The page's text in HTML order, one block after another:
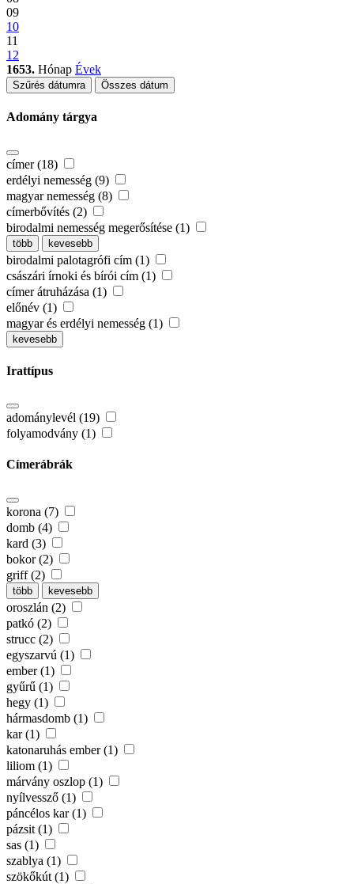
09
10
11
12
1653. Hónap Évek
Szűrés dátumra Összes dátum
Adomány tárgya
címer (18)
erdélyi nemesség (9)
magyar nemesség (8)
címerbővítés (2)
birodalmi nemesség megerősítése (1)
több kevesebb
birodalmi palotagrófi cím (1)
császári írnoki és bírói cím (1)
címer átruházása (1)
előnév (1)
magyar és erdélyi nemesség (1)
kevesebb
Irattípus
adománylevél (19)
folyamodvány (1)
Címerábrák
korona (7)
domb (4)
kard (3)
bokor (2)
griff (2)
több kevesebb
oroszlán (2)
patkó (2)
strucc (2)
egyszarvú (1)
ember (1)
gyűrű (1)
hegy (1)
hármasdomb (1)
kar (1)
katonaruhás ember (1)
liliom (1)
márvány oszlop (1)
nyílvessző (1)
páncélos kar (1)
pázsit (1)
sas (1)
szablya (1)
szökőkút (1)